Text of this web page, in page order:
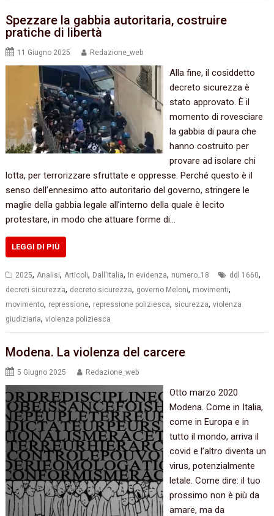
Spezzare la gabbia autoritaria, costruire
pratiche di libertà
11 Giugno 2025 Redazione_web
Alla fine, il cosiddetto
decreto sicurezza è
stato approvato. È il
momento di rovesciare
la gabbia di paura che
hanno costruito per
provare ad isolare chi
lotta, per terrorizzare sfruttate e oppresse. Perché questo è il
senso dell’ennesimo atto autoritario del governo, stringere le
maglie della gabbia legale all’interno della quale è lecito
protestare, in modo che attuare forme di…
LEGGI DI PIÙ
2025, Analisi, Articoli, Dall'Italia, In evidenza, numero_18 ddl 1660,
decreti sicurezza, decreto sicurezza, governo Meloni, movimenti,
movimento, repressione, repressione poliziesca, sicurezza,violenza
giudiziaria,violenza poliziesca
Modena. La violenza del carcere
5 Giugno 2025 Redazione_web
Otto marzo 2020
Modena. Come in Italia,
come in Europa e in
tutto il mondo, arriva il
covid e l’altro diventa un
virus, potenzialmente
letale. Come dire: il tuo
prossimo non è più da
amare, ma da